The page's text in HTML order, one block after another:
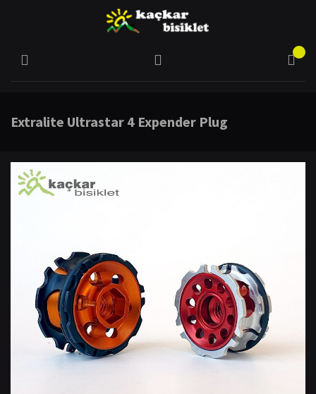
Extralite Ultrastar 4 Expender Plug